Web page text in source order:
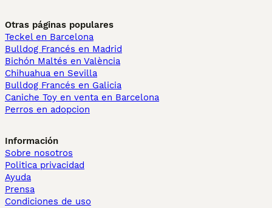
Otras páginas populares
Teckel en Barcelona
Bulldog Francés en Madrid
Bichón Maltés en València
Chihuahua en Sevilla
Bulldog Francés en Galicia
Caniche Toy en venta en Barcelona
Perros en adopcion
Información
Sobre nosotros
Politica privacidad
Ayuda
Prensa
Condiciones de uso